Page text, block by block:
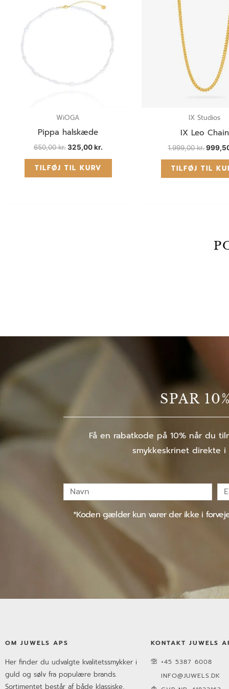
WiOGA
Pippa halskæde
650,00kr.325,00kr.
TILFØJ TIL KURV
IX Studios
IX Leo Chain
1.999,00kr.
TILFØJ TIL
SPAR
Få en rabatkode på 10% når du
smykkeskrinet direkte
Navn
E-
*Koden gælder kun varer der ikke i
OM JUWELS APS
Her finder du udvalgte kvalitetssmykker i
guld og sølv fra populære brands.
Sortimentet består af både klassiske,
KONTAKT JUWELS
+45 5387 6008
INFO@JUWELS.DK